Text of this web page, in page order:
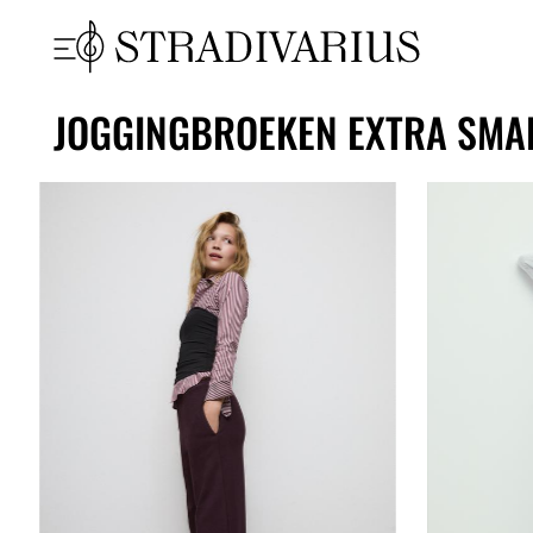
JOGGINGBROEKEN EXTRA